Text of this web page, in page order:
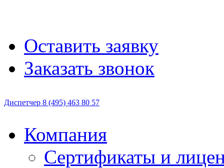
Оставить заявку
Заказать звонок
Диспетчер 8 (495) 463 80 57
Компания
Сертификаты и